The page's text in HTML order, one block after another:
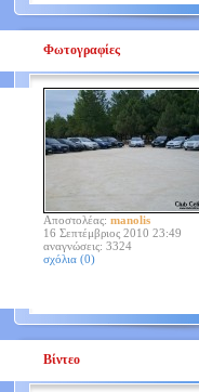
Φωτογραφίες
Αποστολέας: manolis
16 Σεπτέμβριος 2010 23:49
αναγνώσεις: 3324
σχόλια (0)
Βίντεο